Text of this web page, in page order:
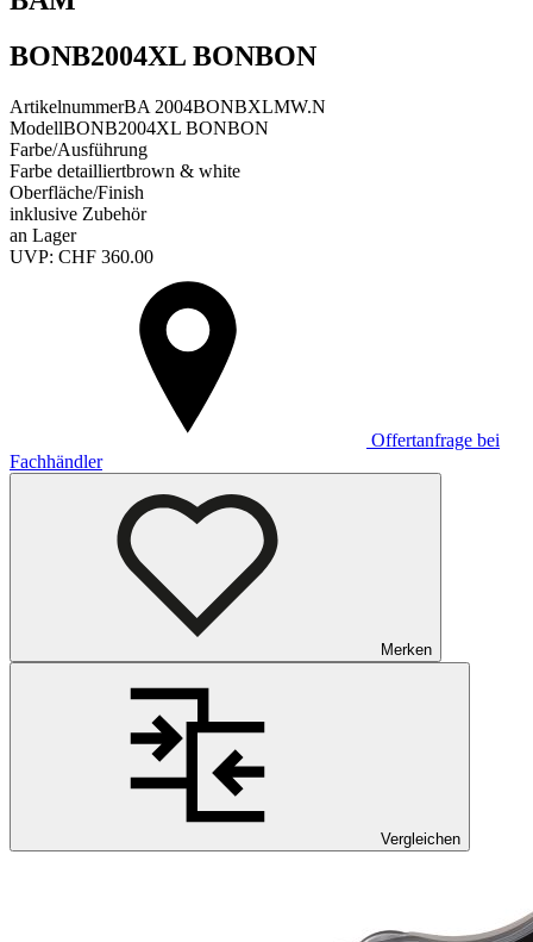
BONB2004XL BONBON
ArtikelnummerBA 2004BONBXLMW.N
ModellBONB2004XL BONBON
Farbe/Ausführung
Farbe detailliertbrown & white
Oberfläche/Finish
inklusive Zubehör
an Lager
UVP: CHF 360.00
Offertanfrage bei
Fachhändler
Merken
Vergleichen